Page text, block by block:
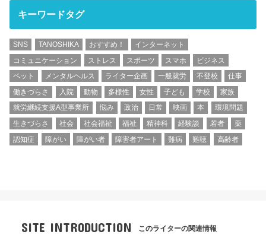
キーワードタグ
SNS TANOSHIKA おすすめ！
インターネット
コミュニケーション
ストレス スポーツ スマホ
ビジネス
ペット
メンタルヘルス ライター企画 一般就労 不登校
仕事
働きづらさ
入院 動物 多様性 女性 子ども 学校
家族
就労継続支援A型事業所
悩み 政治 日常 映画 本
環境問題
生きづらさ
社会 社会福祉 福祉 精神科 経験談 若者
薬
認知症
障がい 障がい者 障害者アート 難病 難聴 高齢者
SITE INTRODUCTION このライターの関連情報